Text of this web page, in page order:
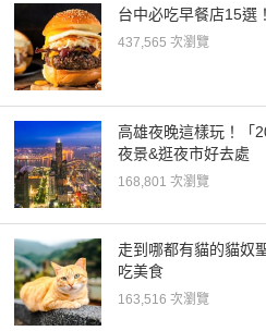
台中必吃早餐店15選
437,565 次瀏覽
高雄夜晚這樣玩！「
夜景&逛夜市好去處
168,801 次瀏覽
走到哪都有貓的貓奴
吃美食
163,516 次瀏覽